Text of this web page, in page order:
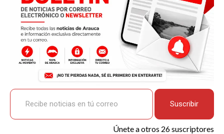
Recibe noticias en tú correo
Suscribir
Únete a otros 26 suscriptores